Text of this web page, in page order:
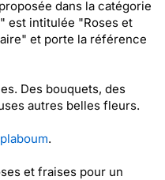
proposée dans la catégorie
" est intitulée "Roses et
et porte la référence
Des bouquets, des
autres belles fleurs.
.
et fraises pour un